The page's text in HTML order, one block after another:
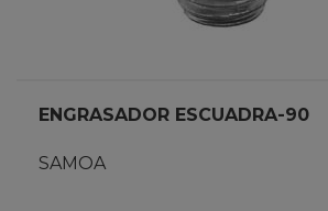
ENGRASADOR ESCUADRA-90
SAMOA